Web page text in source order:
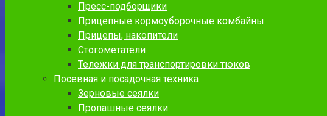
Пресс-подборщики
Прицепные кормоуборочные комбайны
Прицепы, накопители
Стогометатели
Тележки для транспортировки тюков
Посевная и посадочная техника
Зерновые сеялки
Пропашные сеялки